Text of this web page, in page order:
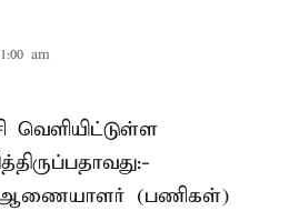
am
வெளியிட்டுள்ள
ஆணையாளர் (பணிகள்)